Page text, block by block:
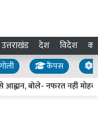
उत्तराखंड देश विदेश
कैंपस
बोले- नफरत नहीं